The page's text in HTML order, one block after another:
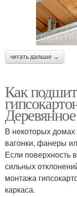
читать дальше →
Как
В некоторых домах
вагонки, фанеры
Если поверхность
сильных
монтажа
каркаса.